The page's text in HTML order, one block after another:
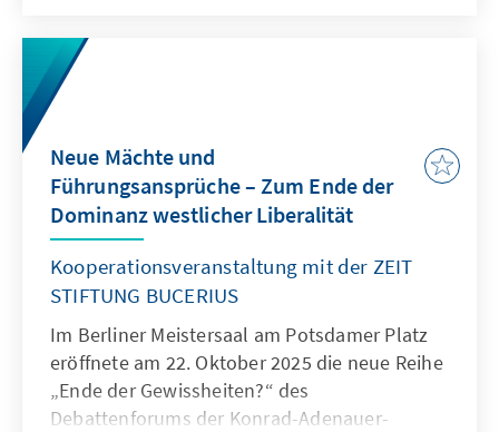
Neue Mächte und
Führungsansprüche – Zum Ende der
Dominanz westlicher Liberalität
Kooperationsveranstaltung mit der ZEIT
STIFTUNG BUCERIUS
Im Berliner Meistersaal am Potsdamer Platz
eröffnete am 22. Oktober 2025 die neue Reihe
„Ende der Gewissheiten?“ des
Debattenforums der Konrad-Adenauer-